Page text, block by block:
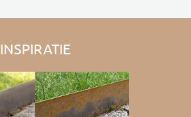
INSPIRATIE